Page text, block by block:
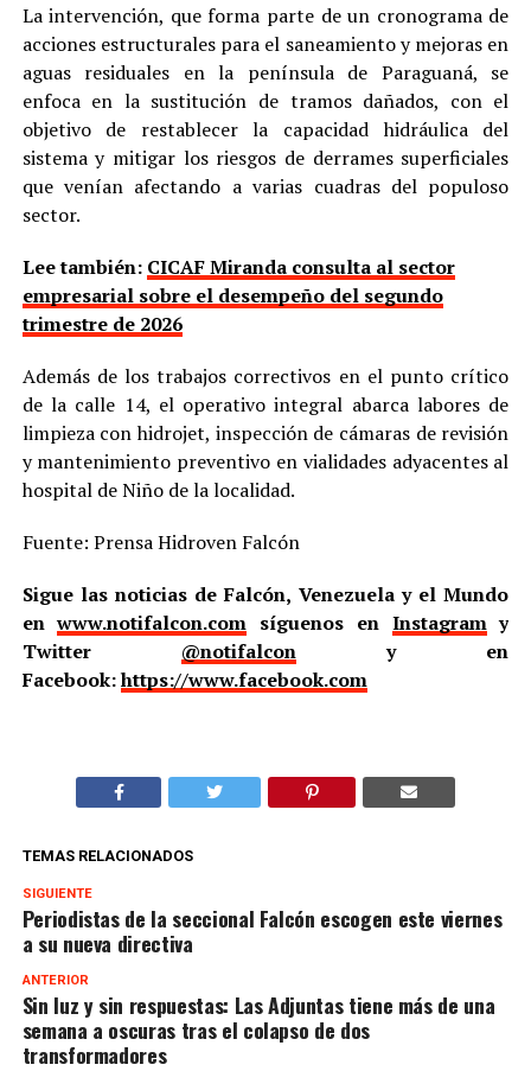
La intervención, que forma parte de un cronograma de
acciones estructurales para el saneamiento y mejoras en
aguas residuales en la península de Paraguaná, se
enfoca en la sustitución de tramos dañados, con el
objetivo de restablecer la capacidad hidráulica del
sistema y mitigar los riesgos de derrames superficiales
que venían afectando a varias cuadras del populoso
sector.
Lee también: CICAF Miranda consulta al sector
empresarial sobre el desempeño del segundo
trimestre de 2026
Además de los trabajos correctivos en el punto crítico
de la calle 14, el operativo integral abarca labores de
limpieza con hidrojet, inspección de cámaras de revisión
y mantenimiento preventivo en vialidades adyacentes al
hospital de Niño de la localidad.
Fuente: Prensa Hidroven Falcón
Sigue las noticias de Falcón, Venezuela y el Mundo
enwww.notifalcon.com síguenos en Instagramy
Twitter @notifalcony en
Facebook:https://www.facebook.com
TEMAS RELACIONADOS
SIGUIENTE
Periodistas de la seccional Falcón escogen este viernes
a su nueva directiva
ANTERIOR
Sin luz y sin respuestas: Las Adjuntas tiene más de una
semana a oscuras tras el colapso de dos
transformadores